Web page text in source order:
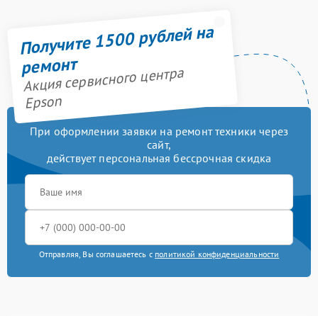
Получите 1500 рублей на
ремонт
Акция сервисного центра
Epson
При оформлении заявки на ремонт техники через
сайт,
действует персональная бессрочная скидка
Отправляя, Вы соглашаетесь с политикой конфиденциальности